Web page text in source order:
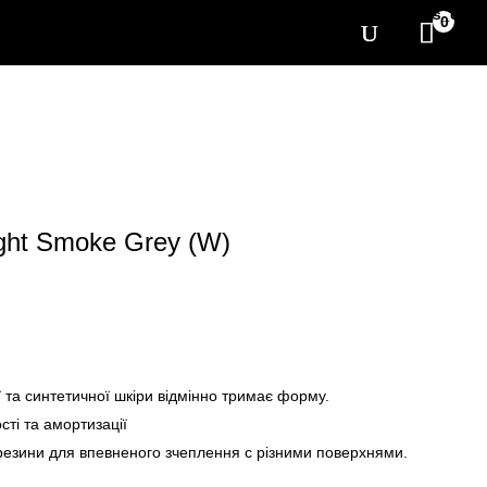
0
Smoke Grey (W)
синтетичної шкіри відмінно тримає форму.
та амортизації
для впевненого зчеплення с різними поверхнями.